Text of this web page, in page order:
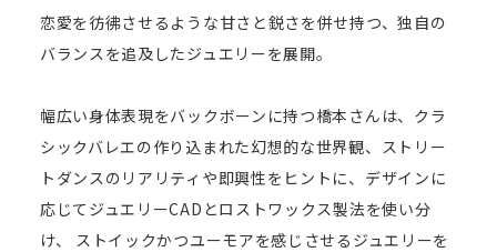
恋愛を彷彿させるような甘さと鋭さを併せ持つ、独自の
バランスを追及したジュエリーを展開。
幅広い身体表現をバックボーンに持つ橋本さんは、クラ
シックバレエの作り込まれた幻想的な世界観、ストリー
トダンスのリアリティや即興性をヒントに、デザインに
応じてジュエリーCADとロストワックス製法を使い分
け、 ストイックかつユーモアを感じさせるジュエリーを